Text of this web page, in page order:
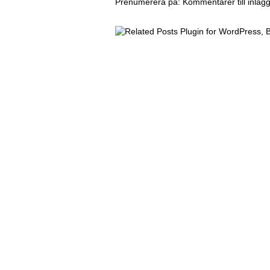
Prenumerera på: Kommentarer till